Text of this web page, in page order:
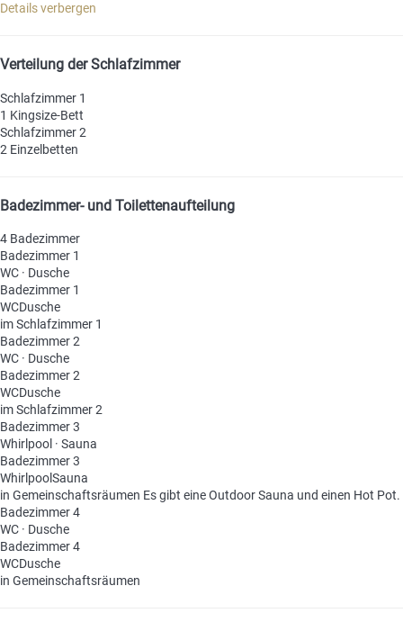
Details verbergen
Verteilung der Schlafzimmer
Schlafzimmer 1
1 Kingsize-Bett
Schlafzimmer 2
2 Einzelbetten
Badezimmer- und Toilettenaufteilung
4 Badezimmer
Badezimmer 1
WC · Dusche
Badezimmer 1
WCDusche
im Schlafzimmer 1
Badezimmer 2
WC · Dusche
Badezimmer 2
WCDusche
im Schlafzimmer 2
Badezimmer 3
Whirlpool · Sauna
Badezimmer 3
WhirlpoolSauna
in Gemeinschaftsräumen Es gibt eine Outdoor Sauna und einen Hot Pot.
Badezimmer 4
WC · Dusche
Badezimmer 4
WCDusche
in Gemeinschaftsräumen